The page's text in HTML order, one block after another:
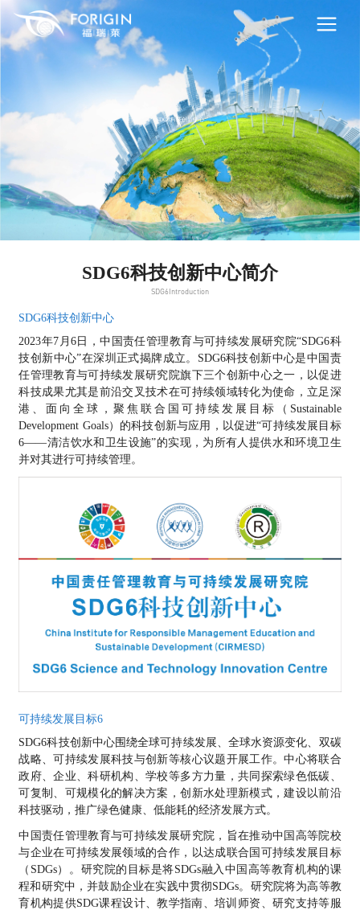
解决方案
典型案例
关于我们
简体中文
SDG6科技创新中心
SDG6科技创新中心简介
SDG6Introduction
SDG6科技创新中心
2023年7月6日，中国责任管理教育与可持续发展研究院“SDG6科
技创新中心”在深圳正式揭牌成立。SDG6科技创新中心是中国责
任管理教育与可持续发展研究院旗下三个创新中心之一，以促进
科技成果尤其是前沿交叉技术在可持续领域转化为使命，立足深
港、面向全球，聚焦联合国可持续发展目标（Sustainable
Development Goals）的科技创新与应用，以促进“可持续发展目标
6——清洁饮水和卫生设施”的实现，为所有人提供水和环境卫生
并对其进行可持续管理。
可持续发展目标6
SDG6科技创新中心围绕全球可持续发展、全球水资源变化、双碳
战略、可持续发展科技与创新等核心议题开展工作。中心将联合
政府、企业、科研机构、学校等多方力量，共同探索绿色低碳、
可复制、可规模化的解决方案，创新水处理新模式，建设以前沿
科技驱动，推广绿色健康、低能耗的经济发展方式。
中国责任管理教育与可持续发展研究院，旨在推动中国高等院校
与企业在可持续发展领域的合作，以达成联合国可持续发展目标
（SDGs）。研究院的目标是将SDGs融入中国高等教育机构的课
程和研究中，并鼓励企业在实践中贯彻SDGs。研究院将为高等教
育机构提供SDG课程设计、教学指南、培训师资、研究支持等服